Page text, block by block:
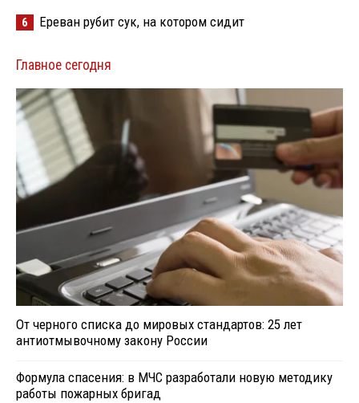
6 Ереван рубит сук, на котором сидит
Главное сегодня
От черного списка до мировых стандартов: 25 лет
антиотмывочному закону России
Формула спасения: в МЧС разработали новую методику
работы пожарных бригад